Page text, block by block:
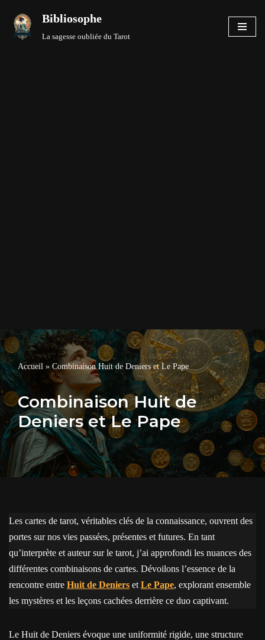
Aller
Bibliosophe
La sagesse oubliée du Tarot
Accueil » Combinaison Huit de Deniers et Le Pape
Combinaison Huit de
Deniers et Le Pape
Les cartes de tarot, véritables clés de la connaissance, ouvrent des
portes sur nos vies passées, présentes et futures. En tant
qu’interprète et auteur sur le tarot, j’ai approfondi les nuances des
différentes combinaisons de cartes. Dévoilons l’essence de la
rencontre entre Huit de Deniers et Le Pape, explorant ensemble
les mystères et les leçons cachées derrière ce duo captivant.
Le Huit de Deniers évoque une uniformité rigide, une structure